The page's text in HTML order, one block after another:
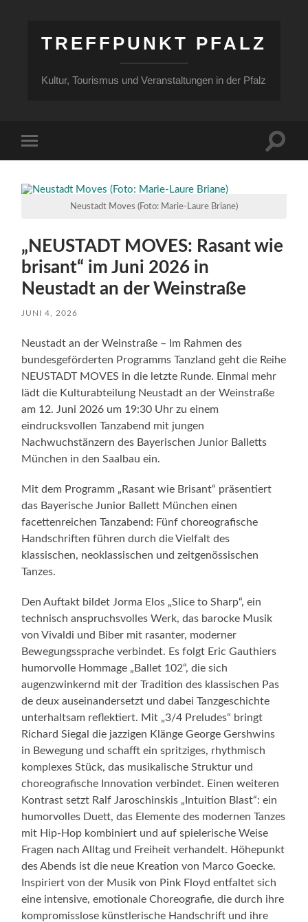
TREFFPUNKT PFALZ
Kultur, Tourismus und Veranstaltungen in der Pfalz
Menü
Neustadt Moves (Foto: Marie-Laure Briane)
„NEUSTADT MOVES: Rasant wie
brisant“ im Juni 2026 in
Neustadt an der Weinstraße
JUNI 4, 2026
Neustadt an der Weinstraße – Im Rahmen des
bundesgeförderten Programms Tanzland geht die Reihe
NEUSTADT MOVES in die letzte Runde. Einmal mehr
lädt die Kulturabteilung Neustadt an der Weinstraße
am 12. Juni 2026 um 19:30 Uhr zu einem
eindrucksvollen Tanzabend mit jungen
Nachwuchstänzern des Bayerischen Junior Balletts
München in den Saalbau ein.
Mit dem Programm „Rasant wie Brisant“ präsentiert
das Bayerische Junior Ballett München einen
facettenreichen Tanzabend: Fünf choreografische
Handschriften führen durch die Vielfalt des
klassischen, neoklassischen und zeitgenössischen
Tanzes.
Den Auftakt bildet Jorma Elos „Slice to Sharp“, ein
technisch anspruchsvolles Werk, das barocke Musik
von Vivaldi und Biber mit rasanter, moderner
Bewegungssprache verbindet. Es folgt Eric Gauthiers
humorvolle Hommage „Ballet 102“, die sich
augenzwinkernd mit der Tradition des klassischen Pas
de deux auseinandersetzt und dabei Tanzgeschichte
unterhaltsam reflektiert. Mit „3/4 Preludes“ bringt
Richard Siegal die jazzigen Klänge George Gershwins
in Bewegung und schafft ein spritziges, rhythmisch
komplexes Stück, das musikalische Struktur und
choreografische Innovation verbindet. Einen weiteren
Kontrast setzt Ralf Jaroschinskis „Intuition Blast“: ein
humorvolles Duett, das Elemente des modernen Tanzes
mit Hip-Hop kombiniert und auf spielerische Weise
Fragen nach Alltag und Freiheit verhandelt. Höhepunkt
des Abends ist die neue Kreation von Marco Goecke.
Inspiriert von der Musik von Pink Floyd entfaltet sich
eine intensive, emotionale Choreografie, die durch ihre
kompromisslose künstlerische Handschrift und ihre